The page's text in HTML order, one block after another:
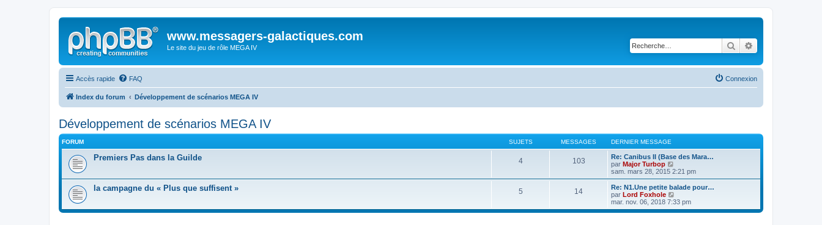
www.messagers-galactiques.com
Le site du jeu de rôle MEGA IV Rechercher
Accès rapide FAQ Connexion
Index du forum Développement de scénarios MEGA IV
Développement de scénarios MEGA IV
FORUM SUJETS MESSAGES DERNIER MESSAGE
Premiers Pas dans la Guilde 4 103
Re: Canibus II (Base des Mara…
par Major Turbop
o
i
r
e
e
sam. mars 28, 2015 2:21 pm
la campagne du « Plus que suffisent » 5 14
Re: N1.Une petite balade pour…
par Lord Foxhole
o
i
mar. nov. 06, 2018 7:33 pm